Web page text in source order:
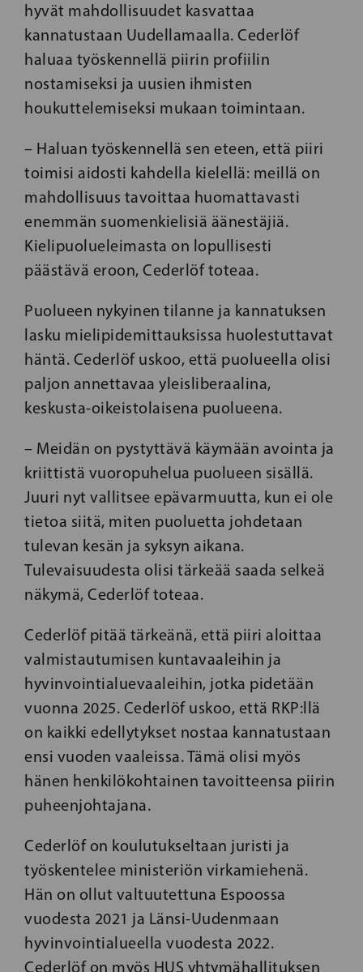
hyvät mahdollisuudet kasvattaa
kannatustaan Uudellamaalla. Cederlöf
haluaa työskennellä piirin profiilin
nostamiseksi ja uusien ihmisten
houkuttelemiseksi mukaan toimintaan.
– Haluan työskennellä sen eteen, että piiri
toimisi aidosti kahdella kielellä: meillä on
mahdollisuus tavoittaa huomattavasti
enemmän suomenkielisiä äänestäjiä.
Kielipuolueleimasta on lopullisesti
päästävä eroon, Cederlöf toteaa.
Puolueen nykyinen tilanne ja kannatuksen
lasku mielipidemittauksissa huolestuttavat
häntä. Cederlöf uskoo, että puolueella olisi
paljon annettavaa yleisliberaalina,
keskusta-oikeistolaisena puolueena.
– Meidän on pystyttävä käymään avointa ja
kriittistä vuoropuhelua puolueen sisällä.
Juuri nyt vallitsee epävarmuutta, kun ei ole
tietoa siitä, miten puoluetta johdetaan
tulevan kesän ja syksyn aikana.
Tulevaisuudesta olisi tärkeää saada selkeä
näkymä, Cederlöf toteaa.
Cederlöf pitää tärkeänä, että piiri aloittaa
valmistautumisen kuntavaaleihin ja
hyvinvointialuevaaleihin, jotka pidetään
vuonna 2025. Cederlöf uskoo, että RKP:llä
on kaikki edellytykset nostaa kannatustaan
ensi vuoden vaaleissa. Tämä olisi myös
hänen henkilökohtainen tavoitteensa piirin
puheenjohtajana.
Cederlöf on koulutukseltaan juristi ja
työskentelee ministeriön virkamiehenä.
Hän on ollut valtuutettuna Espoossa
vuodesta 2021 ja Länsi-Uudenmaan
hyvinvointialueella vuodesta 2022.
Cederlöf on myös HUS yhtymähallituksen